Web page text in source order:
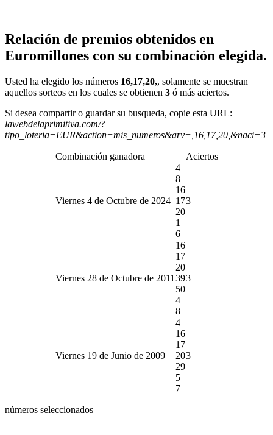
Relación de premios obtenidos en
Euromillones con su combinación elegida.
Usted ha elegido los números 16,17,20,, solamente se muestran
aquellos sorteos en los cuales se obtienen 3 ó más aciertos.
Si desea compartir o guardar su busqueda, copie esta URL:
lawebdelaprimitiva.com/?
tipo_loteria=EUR&action=mis_numeros&arv=,16,17,20,&naci=3
Combinación ganadora Aciertos
Viernes 4 de Octubre de 2024
4
8
16
17
20
1
6
3
Viernes 28 de Octubre de 2011
16
17
20
39
50
4
8
3
Viernes 19 de Junio de 2009
4
16
17
20
29
5
7
3
números seleccionados